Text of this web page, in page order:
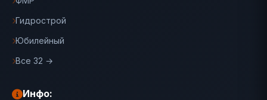
Гидрострой
Юбилейный
Все 32 →
Инфо: